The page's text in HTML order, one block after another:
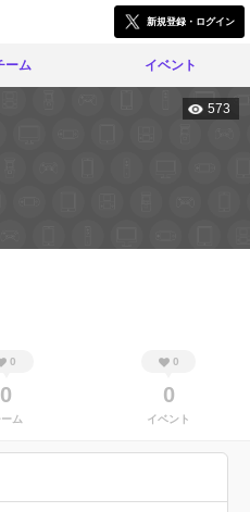
新規登録・ログイン
ーム イベント
573
0
0
ム
0
0
イベント